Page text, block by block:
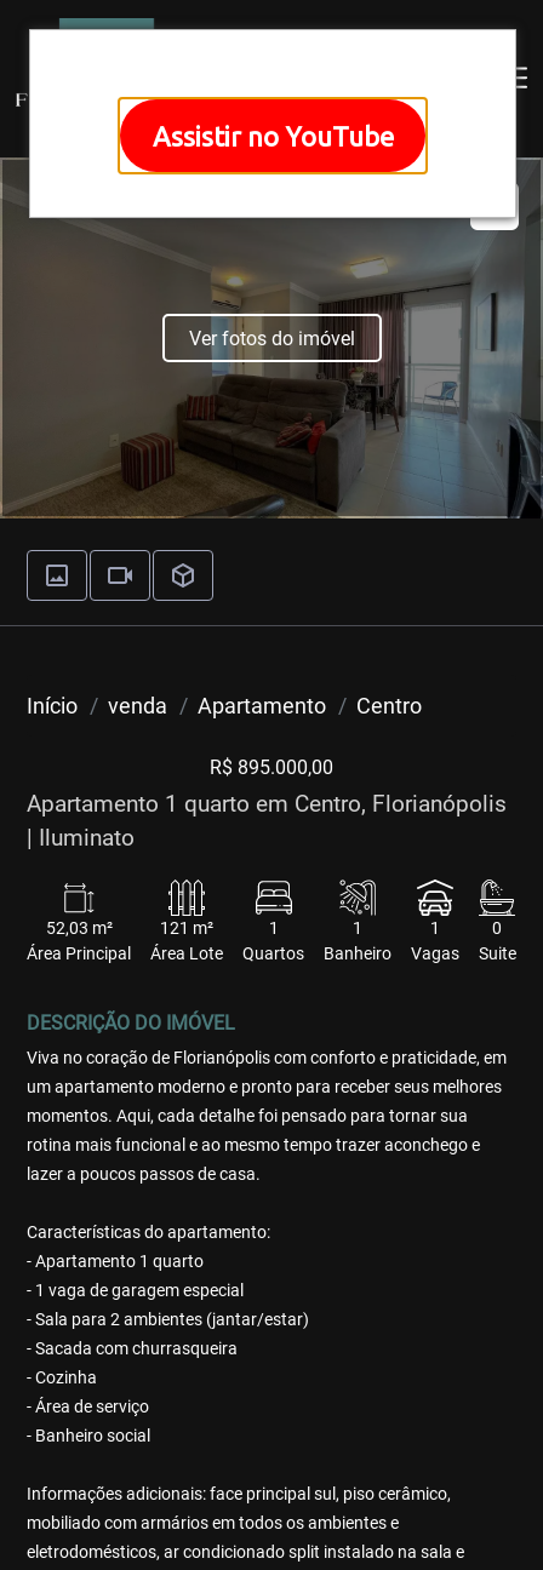
Assistir no YouTube
Ver fotos do imóvel
Início venda Apartamento Centro
R$ 895.000,00
Apartamento 1 quarto em Centro, Florianópolis
| Iluminato
52,03 m²
Área Principal
121 m²
Área Lote
1
Quartos
1
Banheiro
1
Vagas
0
Suite
DESCRIÇÃO DO IMÓVEL
Viva no coração de Florianópolis com conforto e praticidade, em
um apartamento moderno e pronto para receber seus melhores
momentos. Aqui, cada detalhe foi pensado para tornar sua
rotina mais funcional e ao mesmo tempo trazer aconchego e
lazer a poucos passos de casa.
Características do apartamento:
- Apartamento 1 quarto
- 1 vaga de garagem especial
- Sala para 2 ambientes (jantar/estar)
- Sacada com churrasqueira
- Cozinha
- Área de serviço
- Banheiro social
Informações adicionais: face principal sul, piso cerâmico,
mobiliado com armários em todos os ambientes e
eletrodomésticos, ar condicionado split instalado na sala e